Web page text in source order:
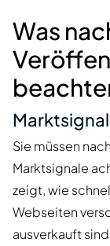
Was
Sie müssen
Marktsignale
zeigt, wie
Webseiten
ausverkauft